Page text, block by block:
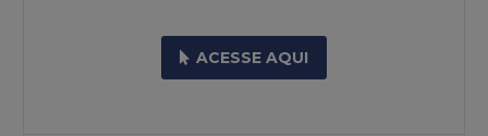
ACESSE AQUI